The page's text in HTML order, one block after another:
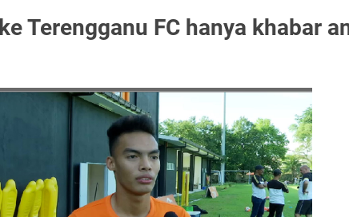
Terengganu FC hanya khabar